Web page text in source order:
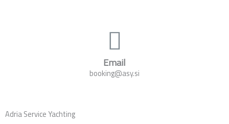
Email
booking@asy.si
Adria Service Yachting